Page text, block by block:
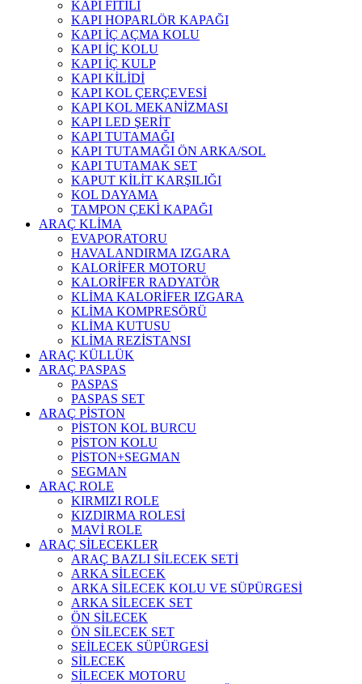
KAPI FİTİLİ
KAPI HOPARLÖR KAPAĞI
KAPI İÇ AÇMA KOLU
KAPI İÇ KOLU
KAPI İÇ KULP
KAPI KİLİDİ
KAPI KOL ÇERÇEVESİ
KAPI KOL MEKANİZMASI
KAPI LED ŞERİT
KAPI TUTAMAĞI
KAPI TUTAMAĞI ÖN ARKA/SOL
KAPI TUTAMAK SET
KAPUT KİLİT KARŞILIĞI
KOL DAYAMA
TAMPON ÇEKİ KAPAĞI
ARAÇ KLİMA
EVAPORATORU
HAVALANDIRMA IZGARA
KALORİFER MOTORU
KALORİFER RADYATÖR
KLİMA KALORİFER IZGARA
KLİMA KOMPRESÖRÜ
KLİMA KUTUSU
KLİMA REZİSTANSI
ARAÇ KÜLLÜK
ARAÇ PASPAS
PASPAS
PASPAS SET
ARAÇ PİSTON
PİSTON KOL BURCU
PİSTON KOLU
PİSTON+SEGMAN
SEGMAN
ARAÇ ROLE
KIRMIZI ROLE
KIZDIRMA ROLESİ
MAVİ ROLE
ARAÇ SİLECEKLER
ARAÇ BAZLI SİLECEK SETİ
ARKA SİLECEK
ARKA SİLECEK KOLU VE SÜPÜRGESİ
ARKA SİLECEK SET
ÖN SİLECEK
ÖN SİLECEK SET
SEİLECEK SÜPÜRGESİ
SİLECEK
SİLECEK MOTORU